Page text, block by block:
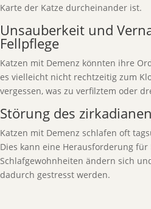
Karte der Katze durcheinander ist.
Unsauberkeit und
Fellpflege
Katzen mit Demenz könnten ihre
es vielleicht nicht rechtzeitig zum
vergessen, was zu verfilztem oder
Störung des
Katzen mit Demenz schlafen oft
Dies kann eine Herausforderung
Schlafgewohnheiten ändern sich
dadurch gestresst werden.